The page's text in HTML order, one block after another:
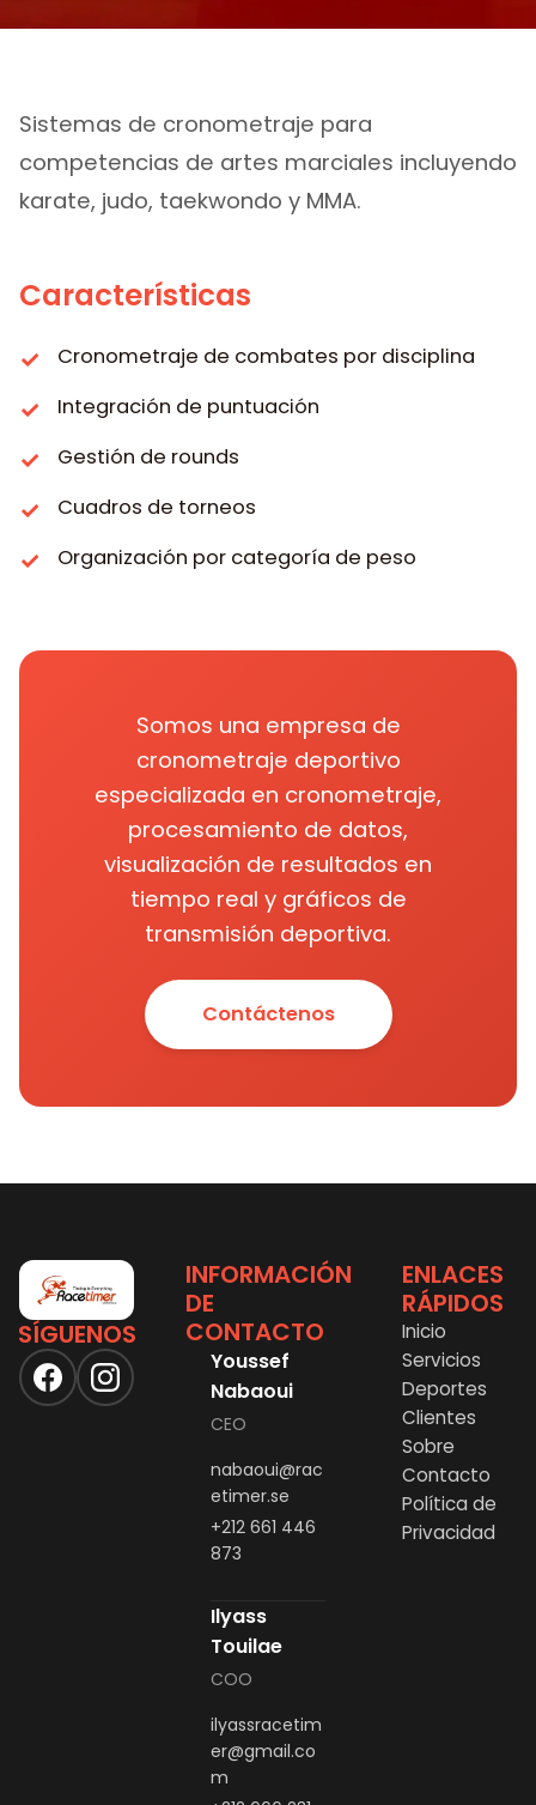
Artes Marciales
Sistemas de cronometraje para
competencias de artes marciales incluyendo
karate, judo, taekwondo y MMA.
Características
Cronometraje de combates por disciplina
Integración de puntuación
Gestión de rounds
Cuadros de torneos
Organización por categoría de peso
Somos una empresa de
cronometraje deportivo
especializada en cronometraje,
procesamiento de datos,
visualización de resultados en
tiempo real y gráficos de
transmisión deportiva.
Contáctenos
SÍGUENOS
INFORMACIÓN
DE
CONTACTO
Youssef
Nabaoui
CEO
nabaoui@rac
etimer.se
+212 661 446
873
Ilyass
Touilae
COO
ilyassracetim
er@gmail.co
m
ENLACES
RÁPIDOS
Inicio
Servicios
Deportes
Clientes
Sobre
Contacto
Política de
Privacidad